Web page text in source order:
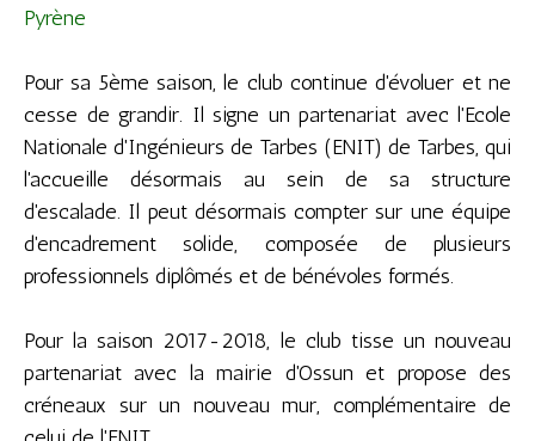
Pyrène
Pour sa 5ème saison, le club continue d'évoluer et ne
cesse de grandir. Il signe un partenariat avec l'Ecole
Nationale d'Ingénieurs de Tarbes (ENIT) de Tarbes, qui
l'accueille désormais au sein de sa structure
d'escalade. Il peut désormais compter sur une équipe
d'encadrement solide, composée de plusieurs
professionnels diplômés et de bénévoles formés.
Pour la saison 2017-2018, le club tisse un nouveau
partenariat avec la mairie d'Ossun et propose des
créneaux sur un nouveau mur, complémentaire de